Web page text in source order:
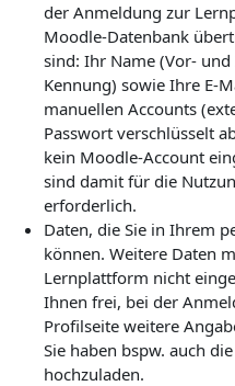
der Anmeldung zur
Moodle-Datenbank
sind: Ihr Name (Vor-
Kennung) sowie Ihre E-
manuellen Accounts
Passwort verschlüsselt
kein Moodle-Account
sind damit für die
erforderlich.
Daten, die Sie in Ihrem
können. Weitere Daten
Lernplattform nicht
Ihnen frei, bei der
Profilseite weitere
Sie haben bspw. auch
hochzuladen.